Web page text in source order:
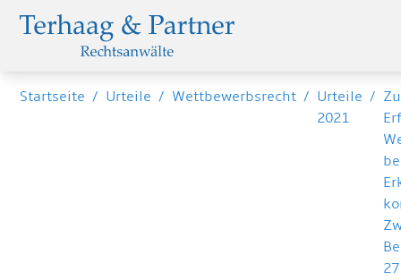
Startseite / Urteile / Wettbewerbsrecht / Urteile
2021
/